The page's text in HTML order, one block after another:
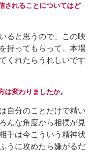
されることについてはど
ると思うので、この映
持ってもらって、本場
くれたらうれしいです
は変わりましたか。
自分のことだけで精い
んな角度から相撲が見
手は今こういう精神状
うに攻めたら嫌がるだ